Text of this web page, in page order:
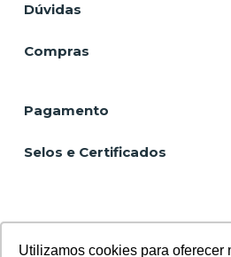
Utilizamos cookies para oferecer
Utilizamos cookies para oferecer
Dúvidas
Compras
Pagamento
Selos e Certificados
DSP Equipamentos, Rua Emílio Blum -
CNPJ: 29.695.217/0001-45 | © Todos os